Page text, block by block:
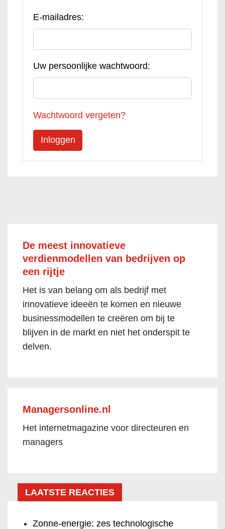
E-mailadres:
Uw persoonlijke wachtwoord:
Wachtwoord vergeten?
De meest innovatieve
verdienmodellen van bedrijven op
een rijtje
Het is van belang om als bedrijf met
innovatieve ideeën te komen en nieuwe
businessmodellen te creëren om bij te
blijven in de markt en niet het onderspit te
delven.
Managersonline.nl
Het internetmagazine voor directeuren en
managers
LAATSTE REACTIES
Zonne-energie: zes technologische